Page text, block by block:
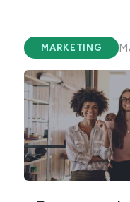
MARKETING